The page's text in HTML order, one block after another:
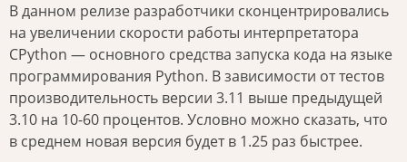
В данном релизе разработчики сконцентрировались
на увеличении скорости работы интерпретатора
CPython — основного средства запуска кода на языке
программирования Python. В зависимости от тестов
производительность версии 3.11 выше предыдущей
3.10 на 10-60 процентов. Условно можно сказать, что
в среднем новая версия будет в 1.25 раз быстрее.